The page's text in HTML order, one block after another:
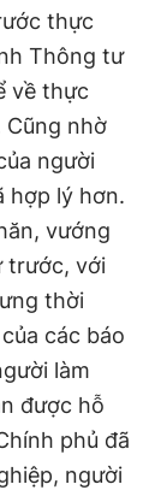
thực
Thông tư
về thực
Cũng nhờ
người
hợp lý hơn.
vướng
trước, với
thời
các báo
làm
được hỗ
phủ đã
người